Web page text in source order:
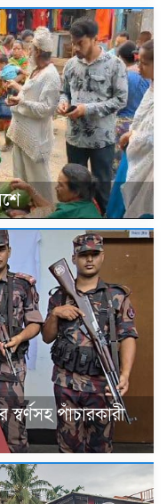
পাঁচারকারী